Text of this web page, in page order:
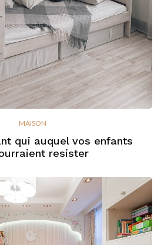
MAISON
qui auquel vos enfants
resister